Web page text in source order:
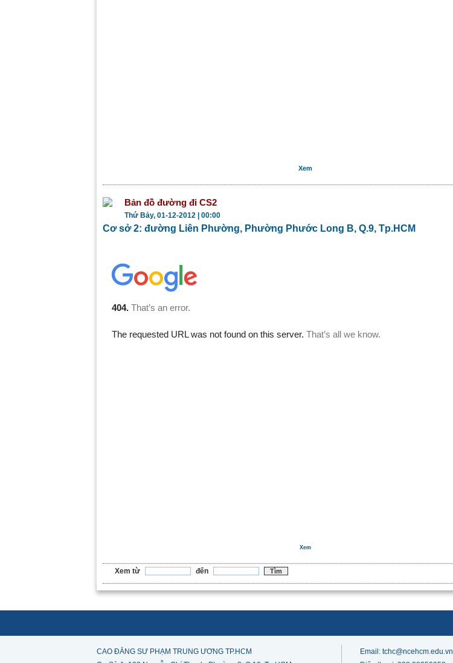
Xem
Bản đồ đường đi CS2
Thứ Bảy, 01-12-2012 | 00:00
Cơ sở 2: đường Liên Phường, Phường Phước Long B, Q.9, Tp.HCM
Xem
Xem từ đến
CAO ĐẲNG SƯ PHẠM TRUNG ƯƠNG TP.HCM
Email: tchc@ncehcm.edu.vn